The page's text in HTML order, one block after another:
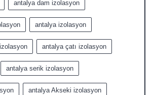
antalya dam izolasyon
antalya izolasyon
antalya çatı izolasyon
antalya serik izolasyon
antalya Akseki izolasyon